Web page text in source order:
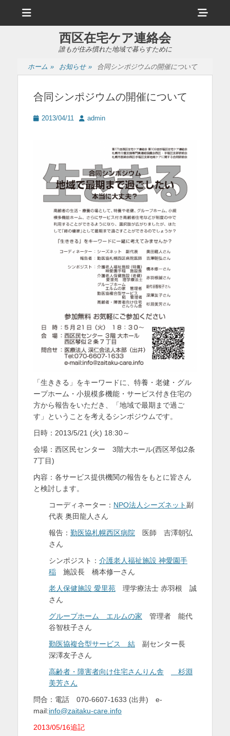
ュ
ヘ
ッ
サ
西区在宅ケア連絡会
誰もが住み慣れた地域で暮らすために
ホーム » お知らせ » 合同シンポジウムの開催について
合同シンポジウムの開催について
投 2013/04/11
投 admin
「生ききる」をキーワードに、特養・老健・グル
ープホーム・小規模多機能・サービス付き住宅の
方から報告をいただき、「地域で最期まで過ご
す」ということを考えるシンポジウムです。
日時：2013/5/21 (火) 18:30～
会場：西区民センター 3階大ホール(西区琴似2条
7丁目)
内容：各サービス提供機関の報告をもとに皆さん
と検討します。
コーディネーター： NPO法人シーズネット副
代表 奥田龍人さん
報告： 勤医協札幌西区病院 医師 吉澤朝弘
さん
シンポジスト： 介護老人福祉施設 神愛園手
稲 施設長 橋本修一さん
老人保健施設 愛里苑 理学療法士 赤羽根 誠
さん
グループホーム エルムの家 管理者 能代
谷智枝子さん
勤医協複合型サービス 結 副センター長
深澤友子さん
高齢者・障害者向け住宅さんりん舎
杉淵
美芳さん
問合：電話 070-6607-1633 (出井) e-
mail:info@zaitaku-care.info
2013/05/16追記